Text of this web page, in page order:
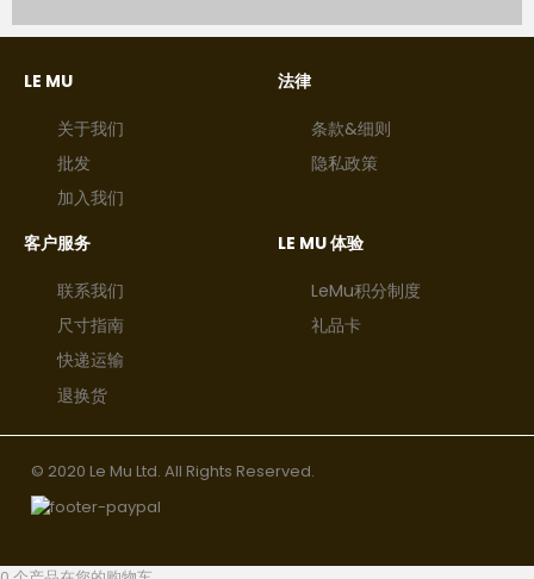
LE MU
关于我们
批发
加入我们
法律
条款&细则
隐私政策
客户服务
联系我们
尺寸指南
快递运输
退换货
LE MU 体验
LeMu积分制度
礼品卡
© 2020 Le Mu Ltd. All Rights Reserved.